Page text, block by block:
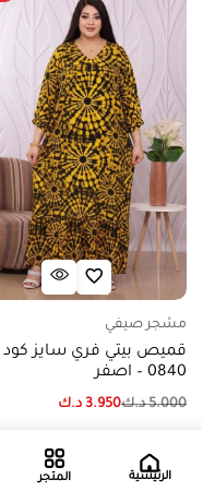
مشجر صيفي
قميص بيتي فري سايز كود
0840 – اصفر
5.000 د.ك3.950 د.ك
إضافة إلى السلة
الرئيسية
المتجر